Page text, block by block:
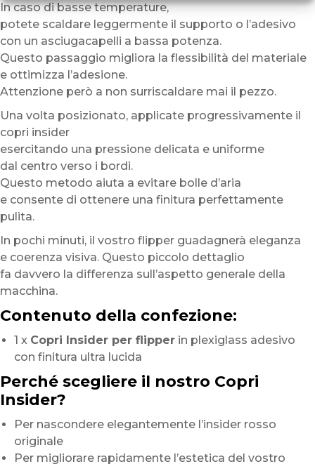
In caso di basse temperature,
potete scaldare leggermente il supporto o l’adesivo
con un asciugacapelli a bassa potenza.
Questo passaggio migliora la flessibilità del materiale
e ottimizza l’adesione.
Attenzione però a non surriscaldare mai il pezzo.
Una volta posizionato, applicate progressivamente il
copri insider
esercitando una pressione delicata e uniforme
dal centro verso i bordi.
Questo metodo aiuta a evitare bolle d’aria
e consente di ottenere una finitura perfettamente
pulita.
In pochi minuti, il vostro flipper guadagnerà eleganza
e coerenza visiva. Questo piccolo dettaglio
fa davvero la differenza sull’aspetto generale della
macchina.
Contenuto della confezione:
1 x Copri Insider per flipper in plexiglass adesivo
con finitura ultra lucida
Perché scegliere il nostro Copri
Insider?
Per nascondere elegantemente l’insider rosso
originale
Per migliorare rapidamente l’estetica del vostro